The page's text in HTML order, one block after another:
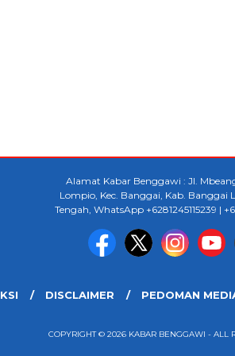
Alamat Kabar Benggawi : Jl.
Lompio, Kec. Banggai, Kab. Banggai
Tengah, WhatsApp +6281245115239 |
DISCLAIMER PEDOMAN
COPYRIGHT © 2026 KABAR BENGGAWI - ALL